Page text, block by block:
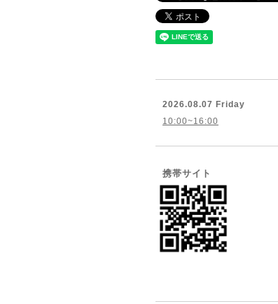
2026.08.07 Friday
10:00~16:00
携帯サイト